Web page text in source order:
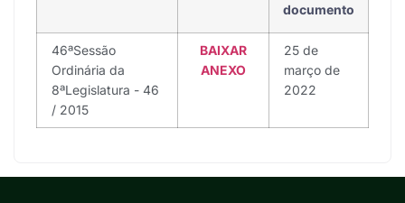
documento
46ªSessão
Ordinária da
8ªLegislatura - 46
/ 2015
BAIXAR
ANEXO
25 de
março de
2022